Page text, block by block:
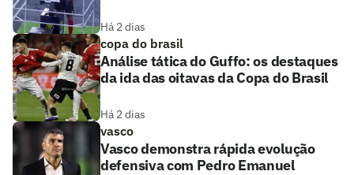
Há 2 dias
copa do brasil
Análise tática do Guffo: os destaques
da ida das oitavas da Copa do Brasil
Há 2 dias
vasco
Vasco demonstra rápida evolução
defensiva com Pedro Emanuel